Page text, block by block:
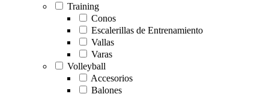
Training
Conos
Escalerillas de Entrenamiento
Vallas
Varas
Volleyball
Accesorios
Balones